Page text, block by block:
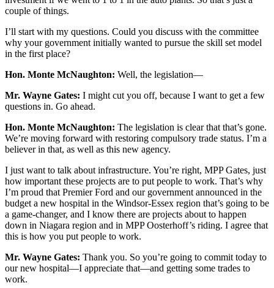
couple of things.
I’ll start with my questions. Could you discuss with the committee
why your government initially wanted to pursue the skill set model
in the first place?
Hon. Monte McNaughton: Well, the legislation—
Mr. Wayne Gates: I might cut you off, because I want to get a few
questions in. Go ahead.
Hon. Monte McNaughton: The legislation is clear that that’s gone.
We’re moving forward with restoring compulsory trade status. I’m a
believer in that, as well as this new agency.
I just want to talk about infrastructure. You’re right, MPP Gates, just
how important these projects are to put people to work. That’s why
I’m proud that Premier Ford and our government announced in the
budget a new hospital in the Windsor-Essex region that’s going to be
a game-changer, and I know there are projects about to happen
down in Niagara region and in MPP Oosterhoff’s riding. I agree that
this is how you put people to work.
Mr. Wayne Gates: Thank you. So you’re going to commit today to
our new hospital—I appreciate that—and getting some trades to
work.